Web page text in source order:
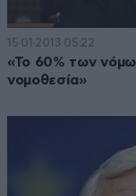
15·01·2013 05:22
«Το 60% των
νομοθεσία»